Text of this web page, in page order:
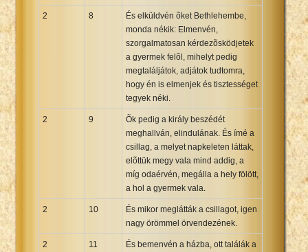
2 8
És elküldvén õket Bethlehembe,
monda nékik: Elmenvén,
szorgalmatosan kérdezõsködjetek
a gyermek felõl, mihelyt pedig
megtaláljátok, adjátok tudtomra,
hogy én is elmenjek és tisztességet
tegyek néki.
2 9
Õk pedig a király beszédét
meghallván, elindulának. És ímé a
csillag, a melyet napkeleten láttak,
elõttük megy vala mind addig, a
míg odaérvén, megálla a hely fölött,
a hol a gyermek vala.
2 10
És mikor meglátták a csillagot, igen
nagy örömmel örvendezének.
2 11
És bemenvén a házba, ott találák a